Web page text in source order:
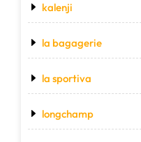
kalenji
la bagagerie
la sportiva
longchamp